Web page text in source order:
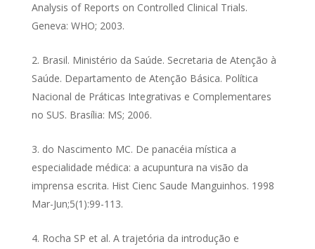
Analysis of Reports on Controlled Clinical Trials.
Geneva: WHO; 2003.
Brasil. Ministério da Saúde. Secretaria de Atenção à
Saúde. Departamento de Atenção Básica. Política
Nacional de Práticas Integrativas e Complementares
no SUS. Brasília: MS; 2006.
do Nascimento MC. De panacéia mística a
especialidade médica: a acupuntura na visão da
imprensa escrita. Hist Cienc Saude Manguinhos. 1998
Mar-Jun;5(1):99-113.
Rocha SP et al. A trajetória da introdução e